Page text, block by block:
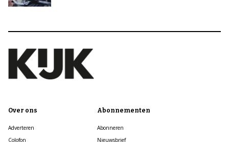
Over ons
Adverteren
Colofon
Abonnementen
Abonneren
Nieuwsbrief